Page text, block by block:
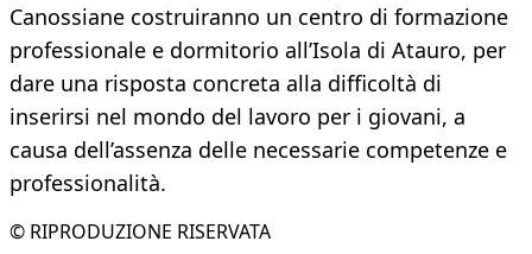
Canossiane costruiranno un centro di formazione
professionale e dormitorio all’Isola di Atauro, per
dare una risposta concreta alla difficoltà di
inserirsi nel mondo del lavoro per i giovani, a
causa dell’assenza delle necessarie competenze e
professionalità.
© RIPRODUZIONE RISERVATA